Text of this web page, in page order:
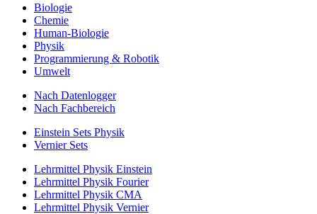
Biologie
Chemie
Human-Biologie
Physik
Programmierung & Robotik
Umwelt
Nach Datenlogger
Nach Fachbereich
Einstein Sets Physik
Vernier Sets
Lehrmittel Physik Einstein
Lehrmittel Physik Fourier
Lehrmittel Physik CMA
Lehrmittel Physik Vernier